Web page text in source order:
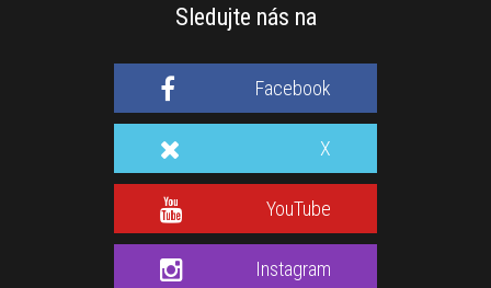
Sledujte nás na
Facebook
X
YouTube
Instagram